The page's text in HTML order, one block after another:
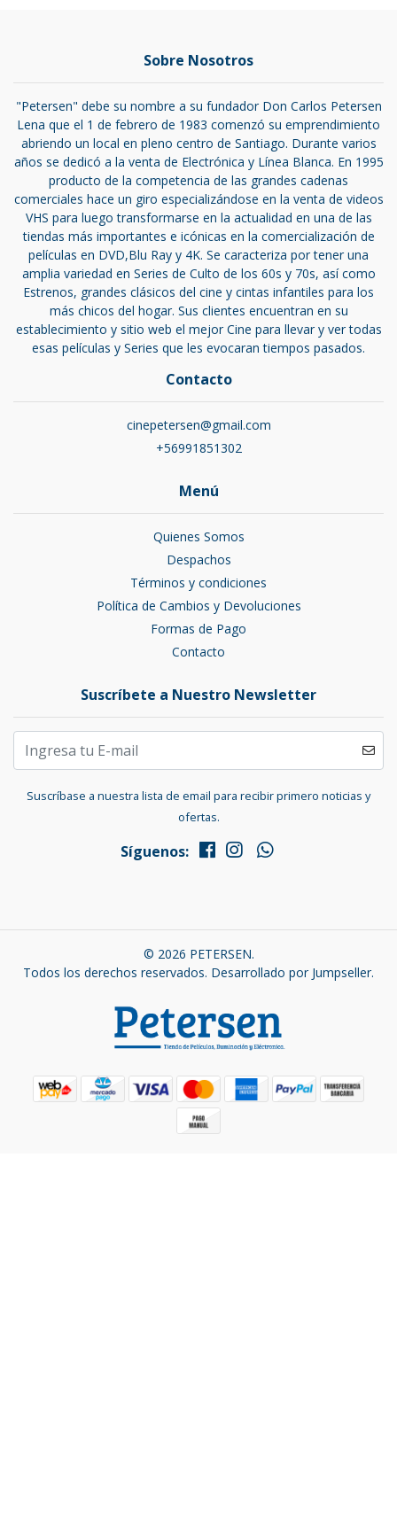
Sobre Nosotros
"Petersen" debe su nombre a su fundador Don Carlos Petersen
Lena que el 1 de febrero de 1983 comenzó su emprendimiento
abriendo un local en pleno centro de Santiago. Durante varios
años se dedicó a la venta de Electrónica y Línea Blanca. En 1995
producto de la competencia de las grandes cadenas
comerciales hace un giro especializándose en la venta de videos
VHS para luego transformarse en la actualidad en una de las
tiendas más importantes e icónicas en la comercialización de
películas en DVD,Blu Ray y 4K. Se caracteriza por tener una
amplia variedad en Series de Culto de los 60s y 70s, así como
Estrenos, grandes clásicos del cine y cintas infantiles para los
más chicos del hogar. Sus clientes encuentran en su
establecimiento y sitio web el mejor Cine para llevar y ver todas
esas películas y Series que les evocaran tiempos pasados.
Contacto
cinepetersen@gmail.com
+56991851302
Menú
Quienes Somos
Despachos
Términos y condiciones
Política de Cambios y Devoluciones
Formas de Pago
Contacto
Suscríbete a Nuestro Newsletter
Suscríbase a nuestra lista de email para recibir primero noticias y
ofertas.
Síguenos:
© 2026 PETERSEN.
Todos los derechos reservados. Desarrollado por Jumpseller.